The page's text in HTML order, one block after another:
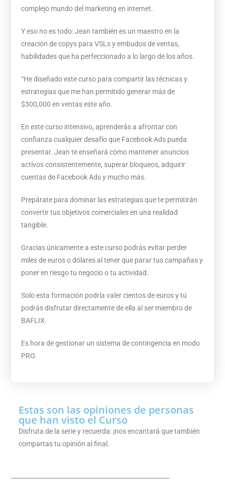
complejo mundo del marketing en internet.
Y eso no es todo: Jean también es un maestro en la
creación de copys para VSLs y embudos de ventas,
habilidades que ha perfeccionado a lo largo de los años.
“He diseñado este curso para compartir las técnicas y
estrategias que me han permitido generar más de
$300,000 en ventas este año.
En este curso intensivo, aprenderás a afrontar con
confianza cualquier desafío que Facebook Ads pueda
presentar. Jean te enseñará cómo mantener anuncios
activos consistentemente, superar bloqueos, adquirir
cuentas de Facebook Ads y mucho más.
Prepárate para dominar las estrategias que te permitirán
convertir tus objetivos comerciales en una realidad
tangible.
Gracias únicamente a este curso podrás evitar perder
miles de euros o dólares al tener que parar tus campañas y
poner en riesgo tu negocio o tu actividad.
Solo esta formación podría valer cientos de euros y tú
podrás disfrutar directamente de ella al ser miembro de
BAFLIX.
Es hora de gestionar un sistema de contingencia en modo
PRO.
Estas son las opiniones de personas
que han visto el Curso
Disfruta de la serie y recuerda: ¡nos encantará que también
compartas tu opinión al final.